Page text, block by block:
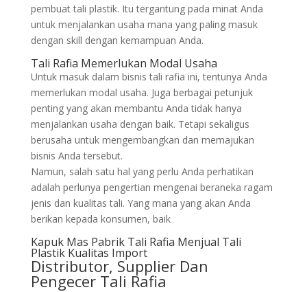
pembuat tali plastik. Itu tergantung pada minat Anda
untuk menjalankan usaha mana yang paling masuk
dengan skill dengan kemampuan Anda.
Tali Rafia Memerlukan Modal Usaha
Untuk masuk dalam bisnis tali rafia ini, tentunya Anda
memerlukan modal usaha. Juga berbagai petunjuk
penting yang akan membantu Anda tidak hanya
menjalankan usaha dengan baik. Tetapi sekaligus
berusaha untuk mengembangkan dan memajukan
bisnis Anda tersebut.
Namun, salah satu hal yang perlu Anda perhatikan
adalah perlunya pengertian mengenai beraneka ragam
jenis dan kualitas tali. Yang mana yang akan Anda
berikan kepada konsumen, baik
Kapuk Mas Pabrik Tali Rafia Menjual Tali
Plastik Kualitas Import
Distributor, Supplier Dan
Pengecer Tali Rafia